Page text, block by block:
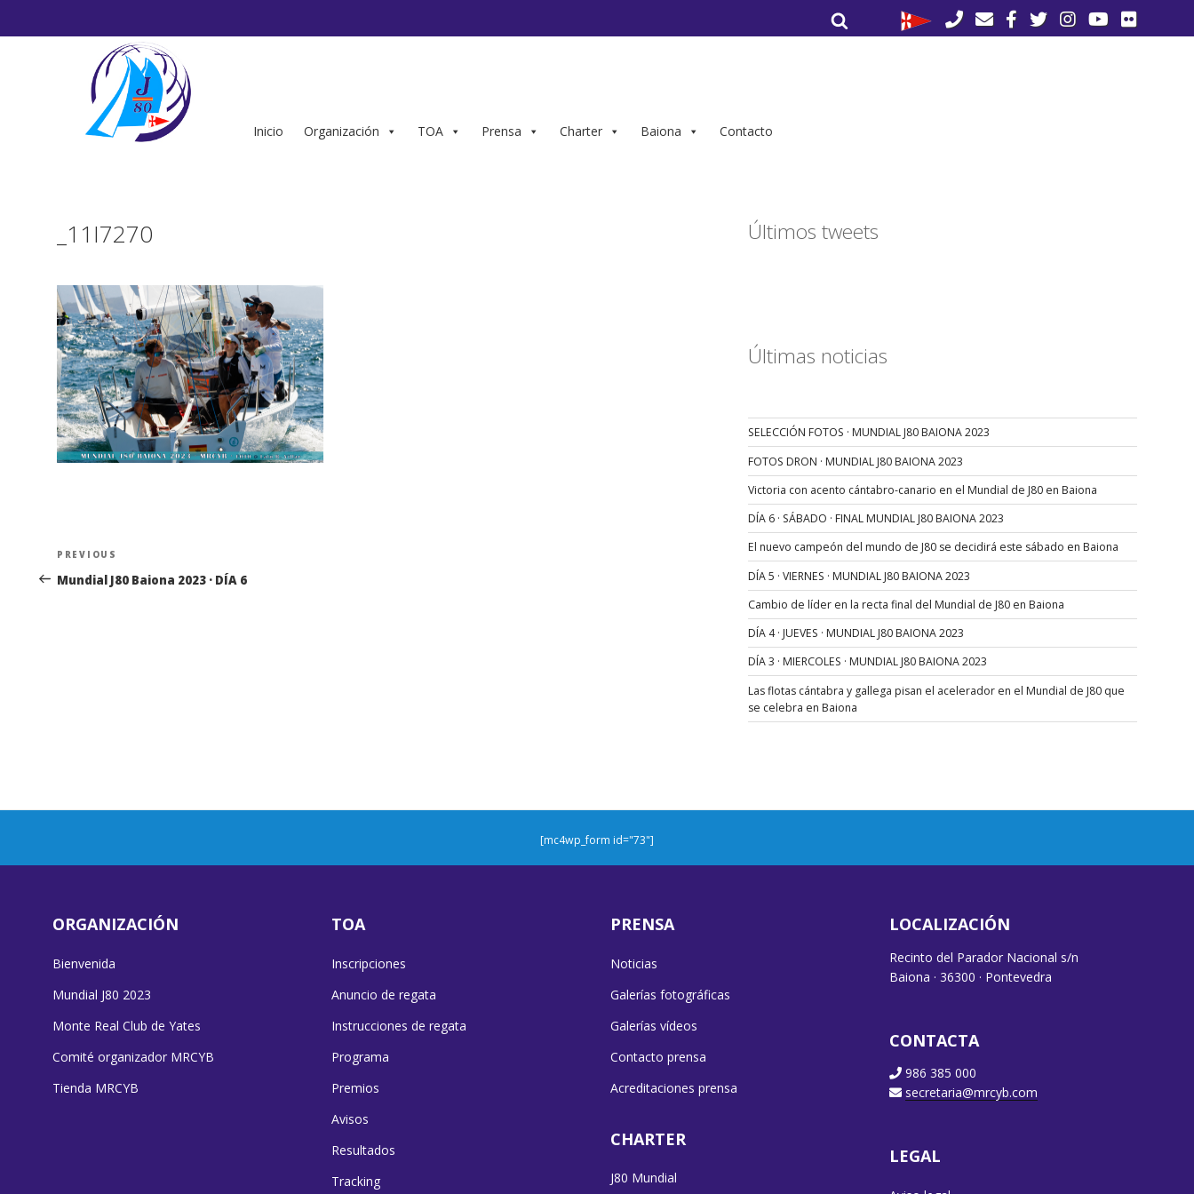
por:
Inicio Organización TOA Prensa Charter Baiona Contacto
_11I7270
Navegación
de
Previous
Post
PREVIOUS
Mundial J80 Baiona 2023 · DÍA 6
Últimos tweets
Últimas noticias
SELECCIÓN FOTOS · MUNDIAL J80 BAIONA 2023
FOTOS DRON · MUNDIAL J80 BAIONA 2023
Victoria con acento cántabro-canario en el Mundial de J80 en Baiona
DÍA 6 · SÁBADO · FINAL MUNDIAL J80 BAIONA 2023
El nuevo campeón del mundo de J80 se decidirá este sábado en Baiona
DÍA 5 · VIERNES · MUNDIAL J80 BAIONA 2023
Cambio de líder en la recta final del Mundial de J80 en Baiona
DÍA 4 · JUEVES · MUNDIAL J80 BAIONA 2023
DÍA 3 · MIERCOLES · MUNDIAL J80 BAIONA 2023
Las flotas cántabra y gallega pisan el acelerador en el Mundial de J80 que
se celebra en Baiona
[mc4wp_form id="73"]
ORGANIZACIÓN
Bienvenida
Mundial J80 2023
Monte Real Club de Yates
Comité organizador MRCYB
Tienda MRCYB
TOA
Inscripciones
Anuncio de regata
Instrucciones de regata
Programa
Premios
Avisos
Resultados
Tracking
PRENSA
Noticias
Galerías fotográficas
Galerías vídeos
Contacto prensa
Acreditaciones prensa
CHARTER
J80 Mundial
LOCALIZACIÓN
Recinto del Parador Nacional s/n
Baiona · 36300 · Pontevedra
CONTACTA
986 385 000
secretaria@mrcyb.com
LEGAL